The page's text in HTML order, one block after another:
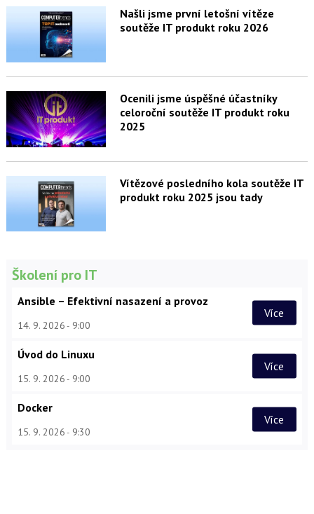
Našli jsme první letošní vítěze
soutěže IT produkt roku 2026
Ocenili jsme úspěšné účastníky
celoroční soutěže IT produkt roku
2025
Vítězové posledního kola soutěže IT
produkt roku 2025 jsou tady
Školení pro IT
Ansible – Efektivní nasazení a provoz
14. 9. 2026 9:00
Více
Úvod do Linuxu
15. 9. 2026 9:00
Více
Docker
15. 9. 2026 9:30
Více